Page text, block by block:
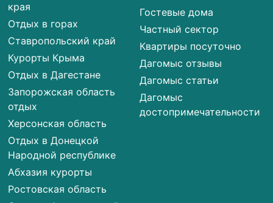
края
Отдых в горах
Ставропольский край
Курорты Крыма
Отдых в Дагестане
Запорожская область
отдых
Херсонская область
Отдых в Донецкой
Народной республике
Абхазия курорты
Ростовская область
Гостевые дома
Частный сектор
Квартиры посуточно
Дагомыс отзывы
Дагомыс статьи
Дагомыс
достопримечательности